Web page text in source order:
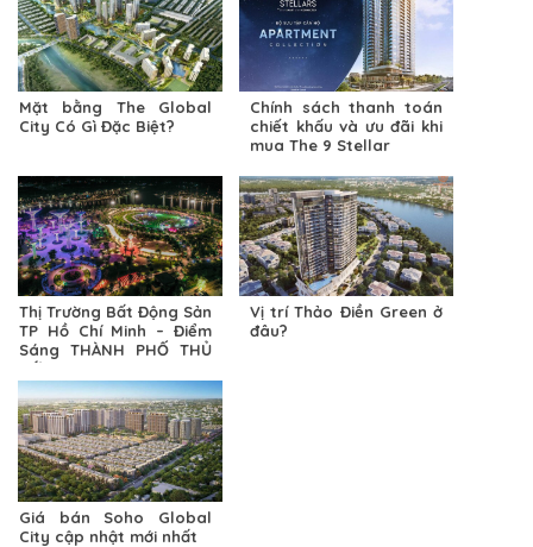
Mặt bằng The Global
City Có Gì Đặc Biệt?
Chính sách thanh toán
chiết khấu và ưu đãi khi
mua The 9 Stellar
Thị Trường Bất Động Sản
TP Hồ Chí Minh – Điểm
Sáng THÀNH PHỐ THỦ
ĐỨC
Vị trí Thảo Điền Green ở
đâu?
Giá bán Soho Global
City cập nhật mới nhất